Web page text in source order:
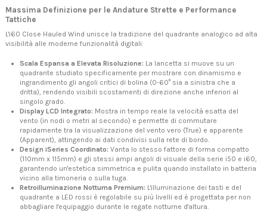
Massima Definizione per le Andature Strette e Performance
Tattiche
L'i60 Close Hauled Wind unisce la tradizione del quadrante analogico ad alta
visibilità alle moderne funzionalità digitali:
Scala Espansa a Elevata Risoluzione: La lancetta si muove su un
quadrante studiato specificamente per mostrare con dinamismo e
ingrandimento gli angoli critici di bolina (0-60° sia a sinistra che a
dritta), rendendo visibili scostamenti di direzione anche inferiori al
singolo grado.
Display LCD Integrato: Mostra in tempo reale la velocità esatta del
vento (in nodi o metri al secondo) e permette di commutare
rapidamente tra la visualizzazione del vento vero (True) e apparente
(Apparent), attingendo ai dati condivisi sulla rete di bordo.
Design iSeries Coordinato: Vanta lo stesso fattore di forma compatto
(110mm x 115mm) e gli stessi ampi angoli di visuale della serie i50 e i60,
garantendo un'estetica simmetrica e pulita quando installato in batteria
vicino alla timoneria o sulla tuga.
Retroilluminazione Notturna Premium: L'illuminazione dei tasti e del
quadrante a LED rossi è regolabile su più livelli ed è progettata per non
abbagliare l'equipaggio durante le regate notturne d'altura.